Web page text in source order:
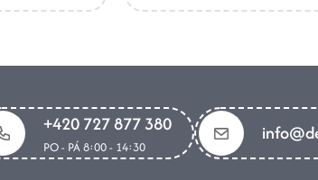
+420 727 877 380
PO - PÁ 8:00 - 14:30